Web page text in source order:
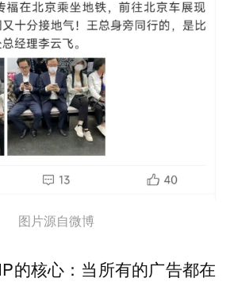
图片源自微博
的核心： 当所有的广告都在